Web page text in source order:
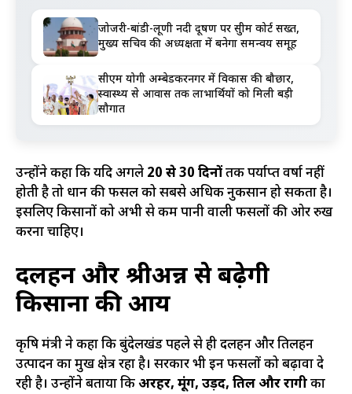
जोजरी-बांडी-लूणी नदी प्रदूषण पर सुप्रीम कोर्ट सख्त,
मुख्य सचिव की अध्यक्षता में बनेगा समन्वय समूह
सीएम योगी अम्बेडकरनगर में विकास की बौछार,
स्वास्थ्य से आवास तक लाभार्थियों को मिली बड़ी
सौगात
उन्होंने कहा कि यदि अगले 20 से 30 दिनोंतक पर्याप्त वर्षा नहीं
होती है तो धान की फसल को सबसे अधिक नुकसान हो सकता है।
इसलिए किसानों को अभी से कम पानी वाली फसलों की ओर रुख
करना चाहिए।
दलहन और श्रीअन्न से बढ़ेगी
किसानों की आय
कृषि मंत्री ने कहा कि बुंदेलखंड पहले से ही दलहन और तिलहन
उत्पादन का प्रमुख क्षेत्र रहा है। सरकार भी इन फसलों को बढ़ावा दे
रही है। उन्होंने बताया किअरहर, मूंग, उड़द, तिल और रागीका